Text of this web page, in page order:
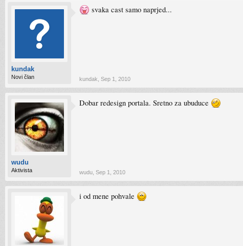
kundak
Novi član
svaka cast samo naprjed...
kundak Sep 1, 2010
wudu
Aktivista
Dobar redesign portala. Sretno za ubuduce
wudu Sep 1, 2010
i od mene pohvale